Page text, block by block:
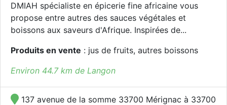
DMIAH spécialiste en épicerie fine africaine vous
propose entre autres des sauces végétales et
boissons aux saveurs d'Afrique. Inspirées de...
Produits en vente : jus de fruits, autres boissons
Environ 44.7 km de Langon
137 avenue de la somme 33700 Mérignac à 33700